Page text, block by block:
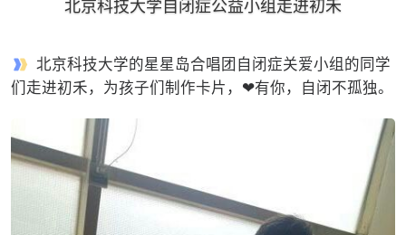
北京科技大学的星星岛合唱团自闭症关爱小组的同学
们走进初禾，为孩子们制作卡片，❤有你，自闭不孤独。